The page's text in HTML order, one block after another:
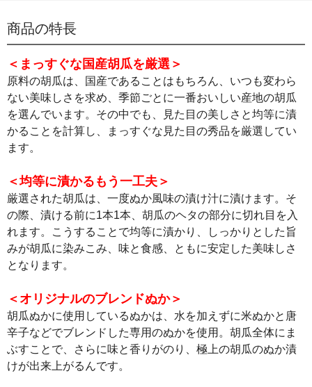
商品の特長
＜まっすぐな国産胡瓜を厳選＞
原料の胡瓜は、国産であることはもちろん、いつも変わら
ない美味しさを求め、季節ごとに一番おいしい産地の胡瓜
を選んでいます。その中でも、見た目の美しさと均等に漬
かることを計算し、まっすぐな見た目の秀品を厳選してい
ます。
＜均等に漬かるもう一工夫＞
厳選された胡瓜は、一度ぬか風味の漬け汁に漬けます。そ
の際、漬ける前に1本1本、胡瓜のヘタの部分に切れ目を入
れます。こうすることで均等に漬かり、しっかりとした旨
みが胡瓜に染みこみ、味と食感、ともに安定した美味しさ
となります。
＜オリジナルのブレンドぬか＞
胡瓜ぬかに使用しているぬかは、水を加えずに米ぬかと唐
辛子などでブレンドした専用のぬかを使用。胡瓜全体にま
ぶすことで、さらに味と香りがのり、極上の胡瓜のぬか漬
けが出来上がるんです。